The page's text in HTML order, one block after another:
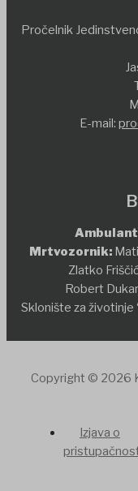
Pročelnik
E-mail:
Mrtvozornik:
Zlatko
Robert
Sklonište za životinje
Copyright © 2026
Izjava o